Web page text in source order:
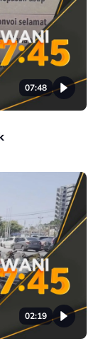
07:48
02:19